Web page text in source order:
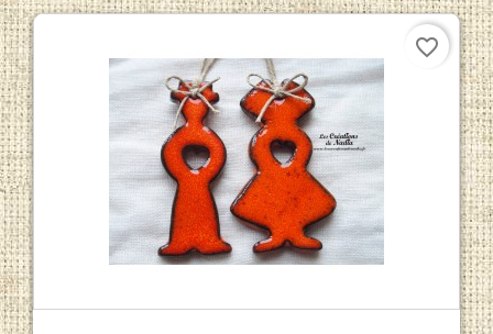
favorite_border